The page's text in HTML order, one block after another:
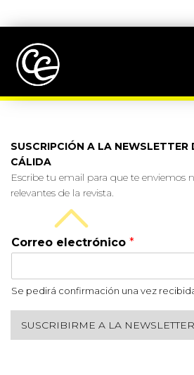
SUSCRIPCIÓN A LA NEWSLETTER
CÁLIDA
Escribe tu email para que te enviemos
relevantes de la revista.
Correo electrónico *
Se pedirá confirmación una vez
SUSCRIBIRME A LA NEWSLETTER